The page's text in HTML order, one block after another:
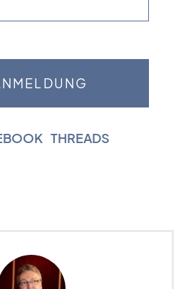
THREADS